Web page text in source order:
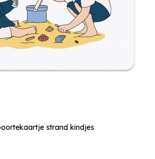
strand kindjes